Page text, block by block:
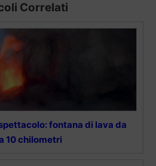
Correlati
fontana di lava da
10 chilometri